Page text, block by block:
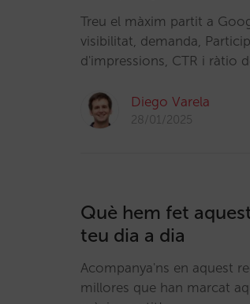
Treu el màxim partit a
visibilitat, demanda,
d'impressions, CTR i ràtio
Diego Varela
28/01/2025
Què hem fet
teu dia a dia
Acompanya'ns en aquest
millores que han marcat